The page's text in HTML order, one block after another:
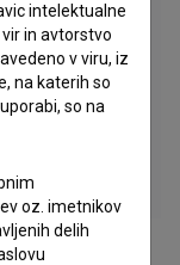
intelektualne
in avtorstvo
v viru, iz
na katerih so
so na
oz. imetnikov
delih